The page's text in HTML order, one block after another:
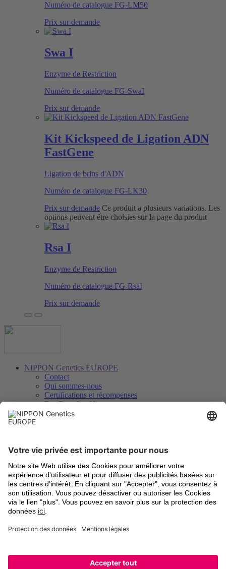
Numéro de catalogue FG-LM50
Prix sur demande
Swa I
Enzyme de Restriction
Numéro de catalogue FG-SwaI
Prix sur demande
Kit Kickspeed de Ligation ADN
FastGene
Ligation de brins d'ADN
Numéro de catalogue FG-LK30
Prix sur demande Ce produit a plusieurs variations. Les
options peuvent être choisies sur la page du produit
Rsa I
Enzyme de Restriction
Numéro de catalogue FG-RsaI
Prix sur demande
NIPPON Genetics EUROPE
Contact
Qui sommes-nous
Certifications et récompenses
FastGene® − Notre marque
Distributeurs
Savoir, téléchargements et service
Certificats d’analyse
Légal
Termes et Conditions
Frais d’expédition
Retour d’anciens appareils
Mentions légales
Paramètres des cookies
Marques déposées